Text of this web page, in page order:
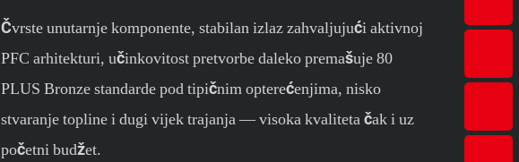
Čvrste unutarnje komponente, stabilan izlaz zahvaljujući aktivnoj
PFC arhitekturi, učinkovitost pretvorbe daleko premašuje 80
PLUS Bronze standarde pod tipičnim opterećenjima, nisko
stvaranje topline i dugi vijek trajanja — visoka kvaliteta čak i uz
početni budžet.